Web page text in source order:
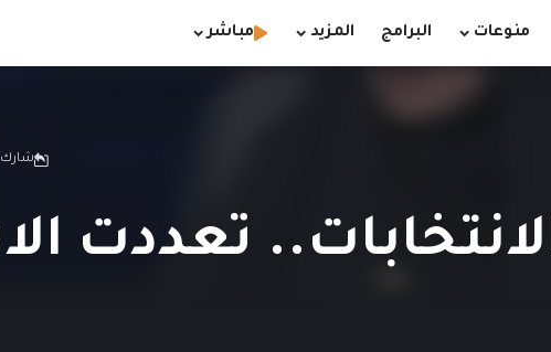
منوعات البرامج المزيد مباشر
شارك
تعددت